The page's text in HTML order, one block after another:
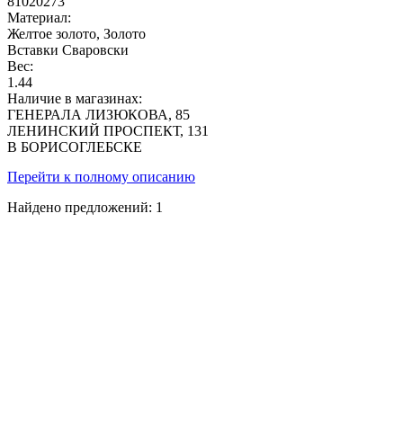
Материал:
Желтое золото, Золото
Вставки Сваровски
Вес:
1.44
Наличие в магазинах:
ГЕНЕРАЛА ЛИЗЮКОВА, 85
ЛЕНИНСКИЙ ПРОСПЕКТ, 131
В БОРИСОГЛЕБСКЕ
Перейти к полному описанию
Найдено предложений: 1